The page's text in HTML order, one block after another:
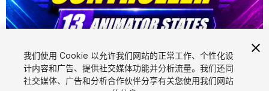
1/3
我们使用 Cookie 以允许我们网站的正常工作、个性化设
计内容和广告、提供社交媒体功能并分析流量。我们还同
社交媒体、广告和分析合作伙伴分享有关您使用我们网站